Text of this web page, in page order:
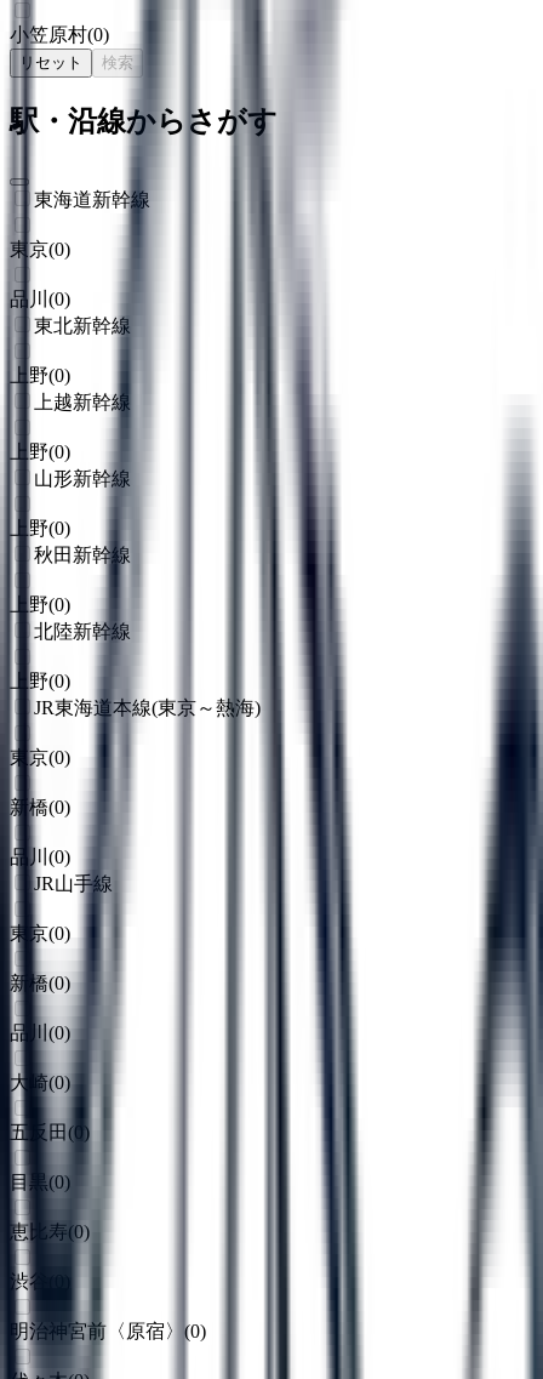
小笠原村(0)
リセット 検索
駅・沿線からさがす
東海道新幹線
東京(0)
品川 (0)
東北新幹線
上野(0)
上越新幹線
上野(0)
山形新幹線
上野(0)
秋田新幹線
上野(0)
北陸新幹線
上野(0)
JR東海道本線(東京～熱海)
東京(0)
新橋(0)
品川 (0)
JR山手線
東京(0)
新橋(0)
品川 (0)
大崎(0)
五反田(0 )
目黒(0)
恵比寿(0)
渋谷
明治神宮前〈原宿〉 (0)